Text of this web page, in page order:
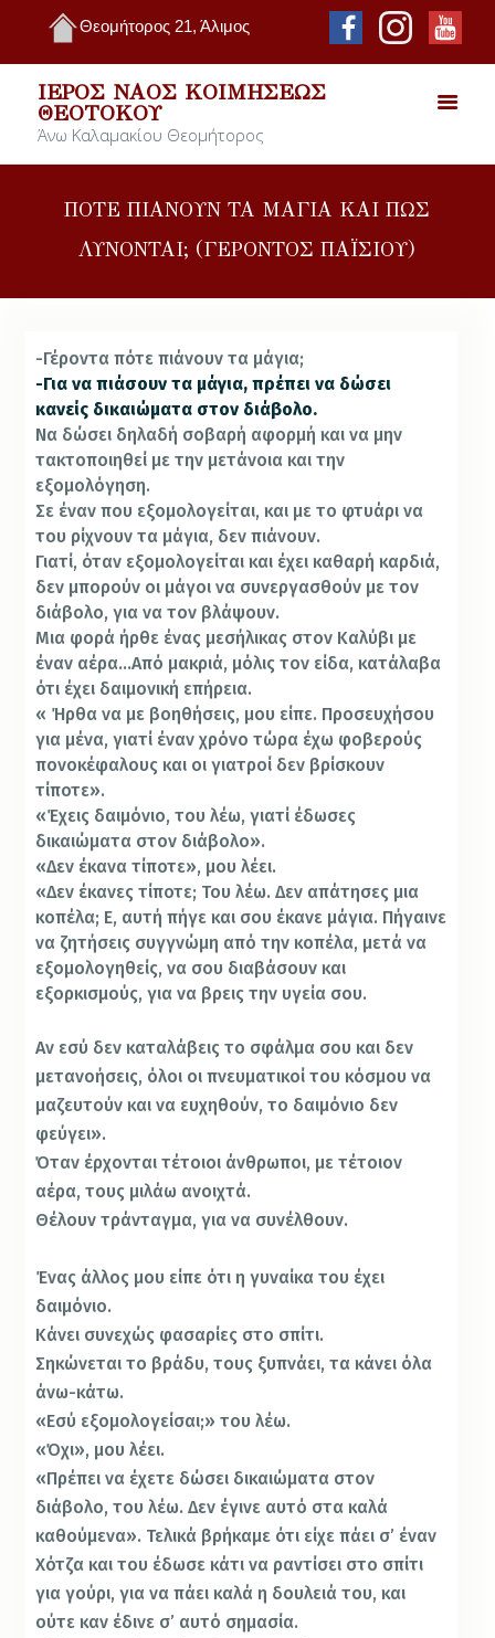
Θεομήτορος 21, Άλιμος
ΙΕΡΌΣ ΝΑΌΣ ΚΟΙΜΉΣΕΩΣ
ΘΕΟΤΌΚΟΥ
Άνω Καλαμακίου Θεομήτορος
ΠΟΤΕ ΠΙΑΝΟΥΝ ΤΑ ΜΑΓΙΑ ΚΑΙ ΠΩΣ
ΛΥΝΟΝΤΑΙ; (ΓΕΡΟΝΤΟΣ ΠΑΪΣΙΟΥ)
-Γέροντα πότε πιάνουν τα μάγια;
-Για να πιάσουν τα μάγια, πρέπει να δώσει
κανείς δικαιώματα στον διάβολο.
Να δώσει δηλαδή σοβαρή αφορμή και να μην
τακτοποιηθεί με την μετάνοια και την
εξομολόγηση.
Σε έναν που εξομολογείται, και με το φτυάρι να
του ρίχνουν τα μάγια, δεν πιάνουν.
Γιατί, όταν εξομολογείται και έχει καθαρή καρδιά,
δεν μπορούν οι μάγοι να συνεργασθούν με τον
διάβολο, για να τον βλάψουν.
Μια φορά ήρθε ένας μεσήλικας στον Καλύβι με
έναν αέρα…Από μακριά, μόλις τον είδα, κατάλαβα
ότι έχει δαιμονική επήρεια.
« Ήρθα να με βοηθήσεις, μου είπε. Προσευχήσου
για μένα, γιατί έναν χρόνο τώρα έχω φοβερούς
πονοκέφαλους και οι γιατροί δεν βρίσκουν
τίποτε».
«Έχεις δαιμόνιο, του λέω, γιατί έδωσες
δικαιώματα στον διάβολο».
«Δεν έκανα τίποτε», μου λέει.
«Δεν έκανες τίποτε; Του λέω. Δεν απάτησες μια
κοπέλα; Ε, αυτή πήγε και σου έκανε μάγια. Πήγαινε
να ζητήσεις συγγνώμη από την κοπέλα, μετά να
εξομολογηθείς, να σου διαβάσουν και
εξορκισμούς, για να βρεις την υγεία σου.
Αν εσύ δεν καταλάβεις το σφάλμα σου και δεν
μετανοήσεις, όλοι οι πνευματικοί του κόσμου να
μαζευτούν και να ευχηθούν, το δαιμόνιο δεν
φεύγει».
Όταν έρχονται τέτοιοι άνθρωποι, με τέτοιον
αέρα, τους μιλάω ανοιχτά.
Θέλουν τράνταγμα, για να συνέλθουν.
Ένας άλλος μου είπε ότι η γυναίκα του έχει
δαιμόνιο.
Κάνει συνεχώς φασαρίες στο σπίτι.
Σηκώνεται το βράδυ, τους ξυπνάει, τα κάνει όλα
άνω-κάτω.
«Εσύ εξομολογείσαι;» του λέω.
«Όχι», μου λέει.
«Πρέπει να έχετε δώσει δικαιώματα στον
διάβολο, του λέω. Δεν έγινε αυτό στα καλά
καθούμενα». Τελικά βρήκαμε ότι είχε πάει σ’ έναν
Χότζα και του έδωσε κάτι να ραντίσει στο σπίτι
για γούρι, για να πάει καλά η δουλειά του, και
ούτε καν έδινε σ’ αυτό σημασία.